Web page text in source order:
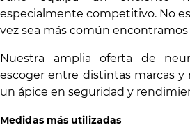
especialmente competitivo. No
vez sea más común
Nuestra amplia oferta de
escoger entre distintas marcas y
un ápice en seguridad y
Medidas más utilizadas